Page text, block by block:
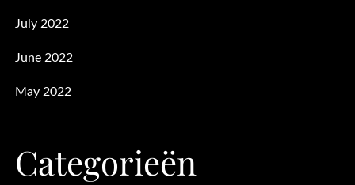
July 2022
June 2022
May 2022
Categorieën